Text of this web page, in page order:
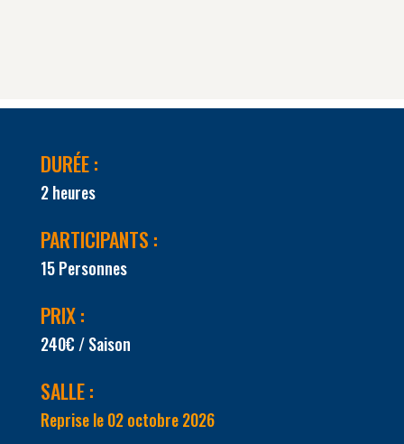
DURÉE :
2 heures
PARTICIPANTS :
15 Personnes
PRIX :
240€ / Saison
SALLE :
Reprise le 02 octobre 2026